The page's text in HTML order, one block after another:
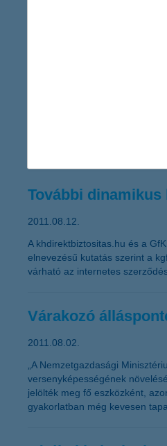
„Végre elérhető a kkv-k
benyújtási határidő is
További
2011.08.12.
A khdirektbiztositas.hu és a
elnevezésű kutatás szerint a
várható az internetes
Várakozó
2011.08.02.
„A Nemzetgazdasági
versenyképességének
jelölték meg fő eszközként,
gyakorlatban még kevesen